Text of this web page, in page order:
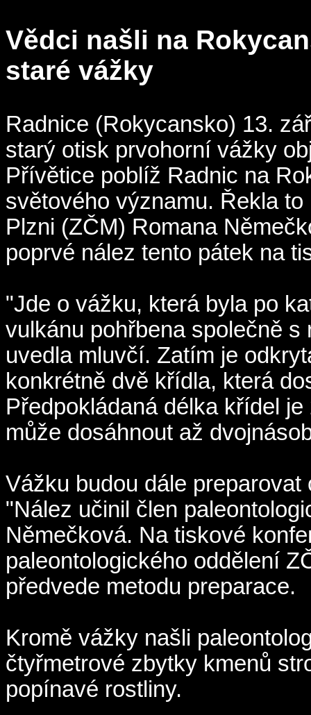
Vědci našli na
staré vážky
Radnice (Rokycansko) 13.
starý otisk prvohorní vážky
Přívětice poblíž Radnic na
světového významu. Řekla
Plzni (ZČM) Romana
poprvé nález tento pátek na
"Jde o vážku, která byla po
vulkánu pohřbena společně
uvedla mluvčí. Zatím je
konkrétně dvě křídla, která
Předpokládaná délka křídel
může dosáhnout až
Vážku budou dále
"Nález učinil člen
Němečková. Na tiskové
paleontologického oddělení
předvede metodu preparace.
Kromě vážky našli
čtyřmetrové zbytky kmenů
popínavé rostliny.